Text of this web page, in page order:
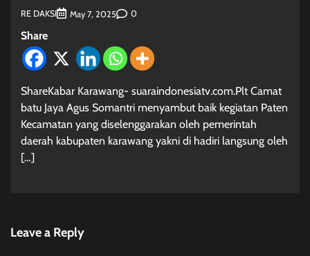
RE DAKSI May 7, 2025 0
Share
ShareKabar Karawang- suaraindonesiatv.com.Plt Camat
batu Jaya Agus Somantri menyambut baik kegiatan Paten
Kecamatan yang diselenggarakan oleh pemerintah
daerah kabupaten karawang yakni di hadiri langsung oleh
[…]
Leave a Reply